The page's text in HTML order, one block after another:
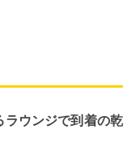
ラウンジで到着の乾